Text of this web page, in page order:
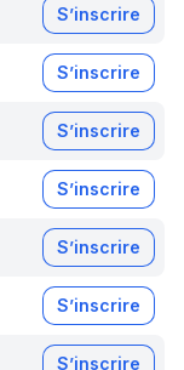
S’inscrire
S’inscrire
S’inscrire
S’inscrire
S’inscrire
S’inscrire
S’inscrire